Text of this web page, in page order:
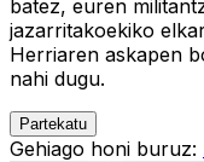
batez, euren
jazarritakoekiko
Herriaren askapen
nahi dugu.
Partekatu
Gehiago honi buruz: